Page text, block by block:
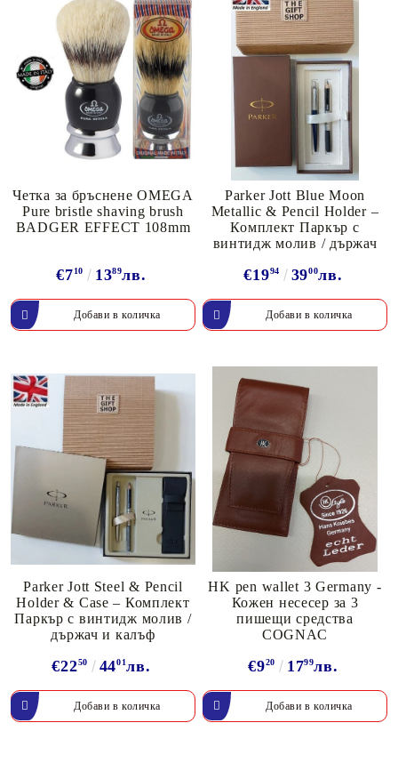
Четка за бръснене OMEGA
Pure bristle shaving brush
BADGER EFFECT 108mm
€710 1389лв.
Parker Jott Blue Moon
Metallic & Pencil Holder –
Комплект Паркър с
винтидж молив / държач
€1994 3900лв.
Parker Jott Steel & Pencil
Holder & Case – Комплект
Паркър с винтидж молив /
държач и калъф
€2250 4401лв.
HK pen wallet 3 Germany -
Кожен несесер за 3
пишещи средства
COGNAC
€920 1799лв.